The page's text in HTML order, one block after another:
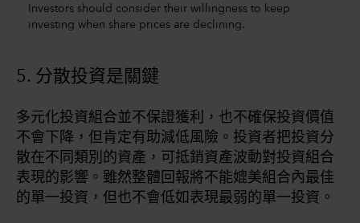
Investors should consider their willingness to keep
investing when share prices are declining.
5. 分散投資是關鍵
多元化投資組合並不保證獲利，也不確保投資價值
不會下降，但肯定有助減低風險。投資者把投資分
散在不同類別的資產，可抵銷資產波動對投資組合
表現的影響。雖然整體回報將不能媲美組合內最佳
的單一投資，但也不會低如表現最弱的單一投資。